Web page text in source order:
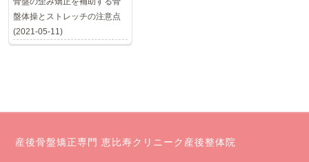
盤体操とストレッチの注意点
(2021-05-11)
産後骨盤矯正専門 恵比寿クリニーク産後整体院